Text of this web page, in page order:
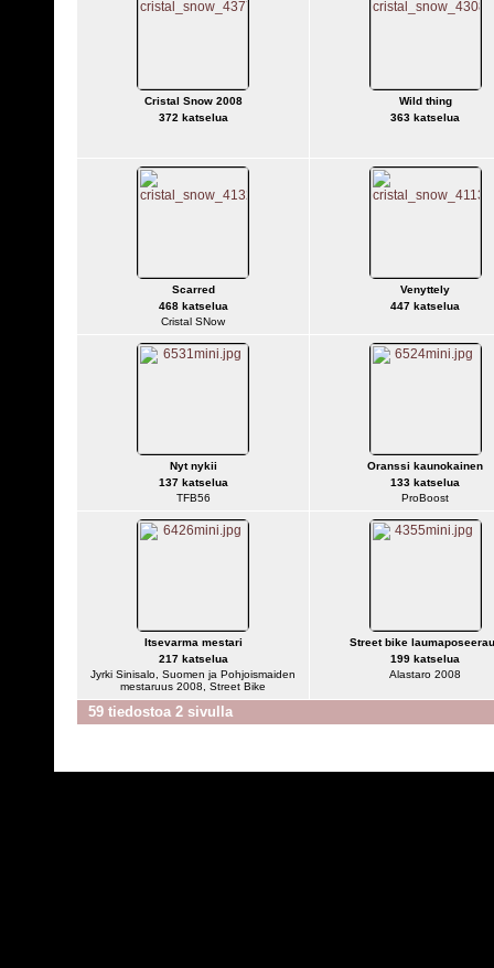
Cristal Snow 2008
372 katselua
Wild thing
363 katselua
Scarred
468 katselua
Cristal SNow
Venyttely
447 katselua
Nyt nykii
137 katselua
TFB56
Oranssi kaunokainen
133 katselua
ProBoost
Itsevarma mestari
217 katselua
Jyrki Sinisalo, Suomen ja Pohjoismaiden
mestaruus 2008, Street Bike
Street bike
199 katselua
Alastaro 2008
59 tiedostoa 2 sivulla